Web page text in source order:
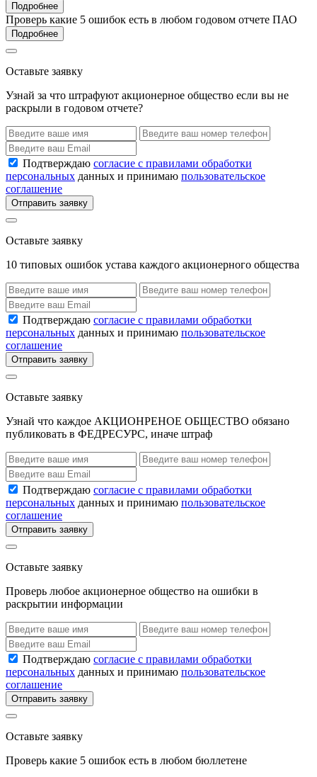
Подробнее
Проверь какие 5 ошибок есть в любом годовом отчете ПАО
Подробнее
Оставьте заявку
Узнай за что штрафуют акционерное общество если вы не
раскрыли в годовом отчете?
Подтверждаю согласие с правилами обработки
персональных данных и принимаю пользовательское
соглашение
Отправить заявку
Оставьте заявку
10 типовых ошибок устава каждого акционерного общества
Подтверждаю согласие с правилами обработки
персональных данных и принимаю пользовательское
соглашение
Отправить заявку
Оставьте заявку
Узнай что каждое АКЦИОНРЕНОЕ ОБЩЕСТВО обязано
публиковать в ФЕДРЕСУРС, иначе штраф
Подтверждаю согласие с правилами обработки
персональных данных и принимаю пользовательское
соглашение
Отправить заявку
Оставьте заявку
Проверь любое акционерное общество на ошибки в
раскрытии информации
Подтверждаю согласие с правилами обработки
персональных данных и принимаю пользовательское
соглашение
Отправить заявку
Оставьте заявку
Проверь какие 5 ошибок есть в любом бюллетене